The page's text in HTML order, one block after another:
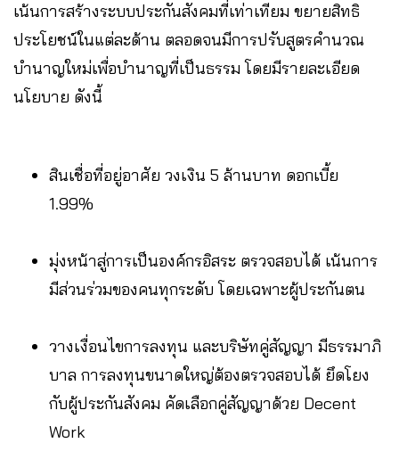
เน้นการสร้างระบบประกันสังคมที่เท่าเทียม ขยายสิทธิ
ประโยชน์ในแต่ละด้าน ตลอดจนมีการปรับสูตรคำนวณ
บำนาญใหม่เพื่อบำนาญที่เป็นธรรม โดยมีรายละเอียด
นโยบาย ดังนี้
สินเชื่อที่อยู่อาศัย วงเงิน 5 ล้านบาท ดอกเบี้ย
1.99%
มุ่งหน้าสู่การเป็นองค์กรอิสระ ตรวจสอบได้ เน้นการ
มีส่วนร่วมของคนทุกระดับ โดยเฉพาะผู้ประกันตน
วางเงื่อนไขการลงทุน และบริษัทคู่สัญญา มีธรรมาภิ
บาล การลงทุนขนาดใหญ่ต้องตรวจสอบได้ ยึดโยง
กับผู้ประกันสังคม คัดเลือกคู่สัญญาด้วย Decent
Work